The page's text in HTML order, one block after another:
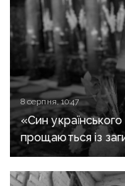
8 серпня, 10:47
«Син
прощаються із
пошуковцем